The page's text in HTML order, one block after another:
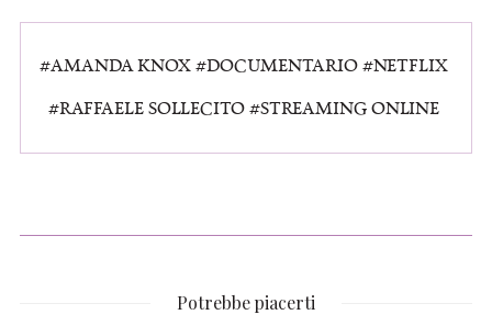
AMANDA KNOX DOCUMENTARIO
NETFLIX
RAFFAELE SOLLECITO
STREAMING ONLINE
Potrebbe piacerti